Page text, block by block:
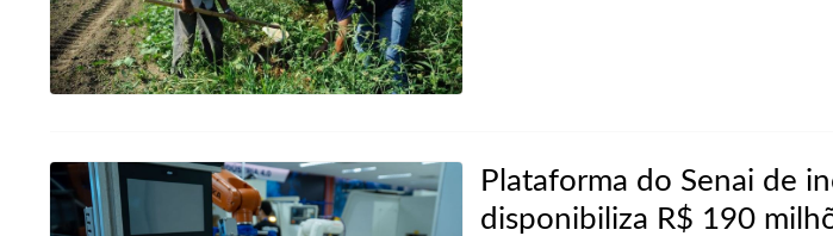
Plataforma do Senai de
disponibiliza R$ 190